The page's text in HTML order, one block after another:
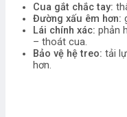
Cua gắt chắc tay:
Đường xấu êm hơn:
Lái chính xác: phản
– thoát cua.
Bảo vệ hệ treo: tải
hơn.